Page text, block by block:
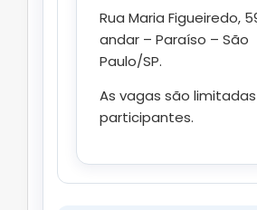
Rua Maria Figueiredo,
andar – Paraíso – São
Paulo/SP.
As vagas são
participantes.